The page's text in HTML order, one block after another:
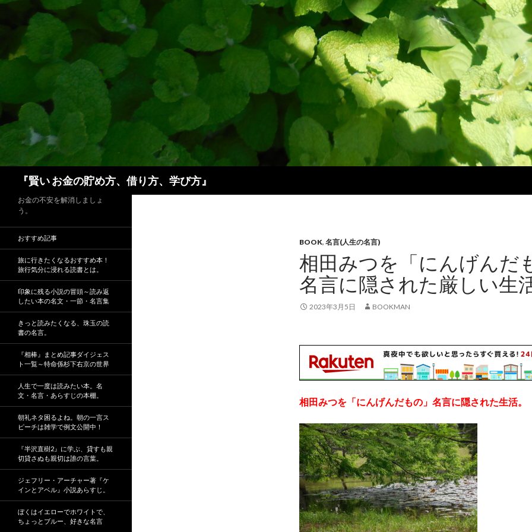
『賢い お金の貯め方、借り方、学び方』
BOOK, 名言(人生の名言)
相田みつを「にんげんだ
名言に隠された厳しい生
2023年3月5日 BOOKMAN
相田みつを「にんげんだもの」名言に隠された生活。
お金の不安を解消しましょ
う。
おすすめ記事
旅に行きたくなるおすすめ本！
旅行気分に浸れる読書とは。
印象に残る小説の冒頭～読み返
したい本の名文・一節・名言集
きっと読みたくなる、珠玉の読
書の名言。
『相棒』まとめ記事ダイジェス
ト一覧～特命係杉下右京の世界
人生で一度は読みたい本。名
文・名言・あらすじの本棚。
朝礼ネタ困るよね。朝の一言ス
ピーチは雑学で例文公開中！
『半沢直樹2』に学ぶ、貸すも親
切貸さぬも親切は誰の言葉。
ジェフリー・アーチャー著『ケ
インとアベル』小説あらすじ。
ぼくはイエローでホワイトで、
ちょっとブルー、好きな名言